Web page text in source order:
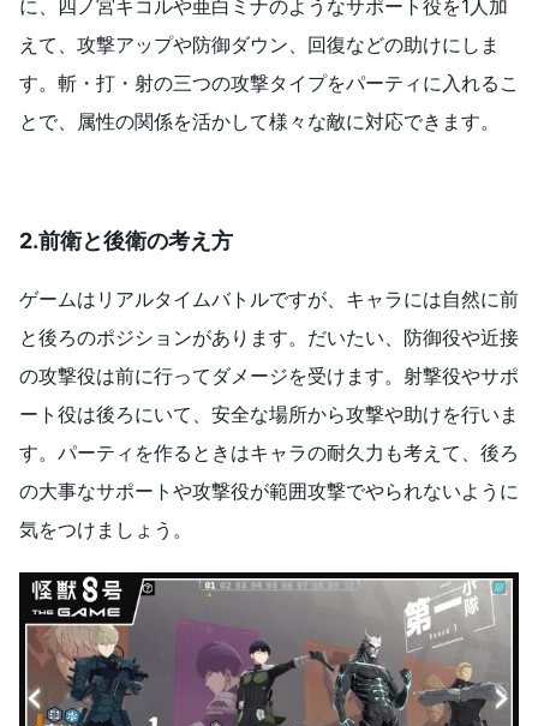
に、四ノ宮キコルや亜白ミナのようなサポート役を1人加
えて、攻撃アップや防御ダウン、回復などの助けにしま
す。斬・打・射の三つの攻撃タイプをパーティに入れるこ
とで、属性の関係を活かして様々な敵に対応できます。
2.前衛と後衛の考え方
ゲームはリアルタイムバトルですが、キャラには自然に前
と後ろのポジションがあります。だいたい、防御役や近接
の攻撃役は前に行ってダメージを受けます。射撃役やサポ
ート役は後ろにいて、安全な場所から攻撃や助けを行いま
す。パーティを作るときはキャラの耐久力も考えて、後ろ
の大事なサポートや攻撃役が範囲攻撃でやられないように
気をつけましょう。